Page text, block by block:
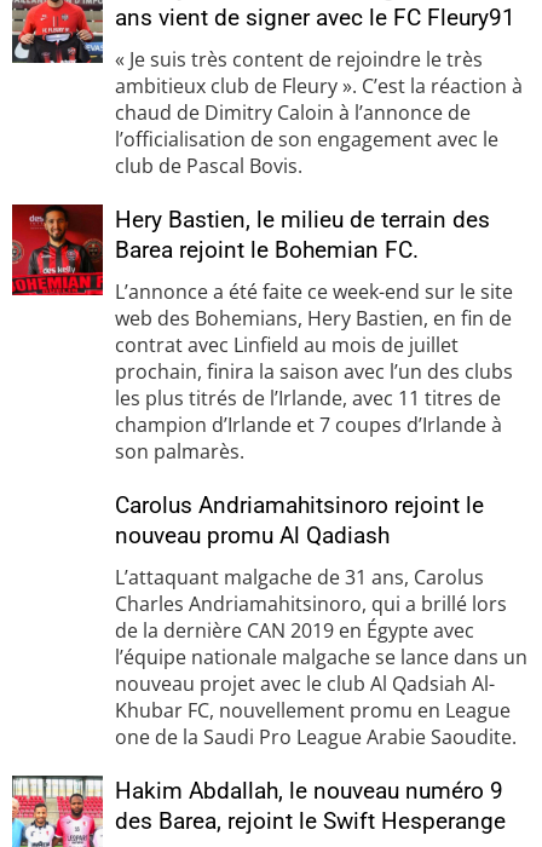
ans vient de signer avec le FC Fleury91
« Je suis très content de rejoindre le très
ambitieux club de Fleury ». C’est la réaction à
chaud de Dimitry Caloin à l’annonce de
l’officialisation de son engagement avec le
club de Pascal Bovis.
Hery Bastien, le milieu de terrain des
Barea rejoint le Bohemian FC.
L’annonce a été faite ce week-end sur le site
web des Bohemians, Hery Bastien, en fin de
contrat avec Linfield au mois de juillet
prochain, finira la saison avec l’un des clubs
les plus titrés de l’Irlande, avec 11 titres de
champion d’Irlande et 7 coupes d’Irlande à
son palmarès.
Carolus Andriamahitsinoro rejoint le
nouveau promu Al Qadiash
L’attaquant malgache de 31 ans, Carolus
Charles Andriamahitsinoro, qui a brillé lors
de la dernière CAN 2019 en Égypte avec
l’équipe nationale malgache se lance dans un
nouveau projet avec le club Al Qadsiah Al-
Khubar FC, nouvellement promu en League
one de la Saudi Pro League Arabie Saoudite.
Hakim Abdallah, le nouveau numéro 9
des Barea, rejoint le Swift Hesperange